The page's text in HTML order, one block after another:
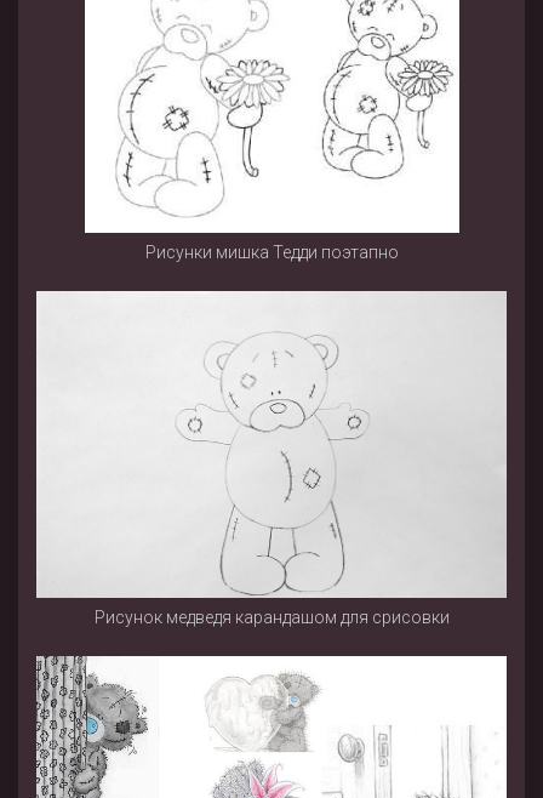
Рисунки мишка Тедди поэтапно
Рисунок медведя карандашом для срисовки